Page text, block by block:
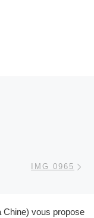
IMG 0965
Chine) vous propose